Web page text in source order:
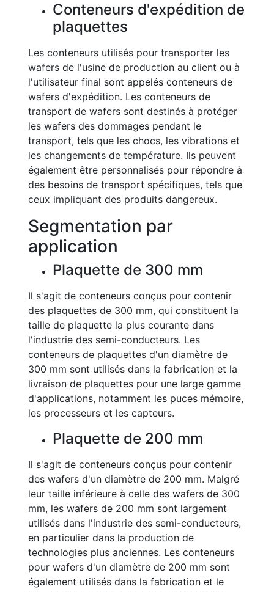
Conteneurs d'expédition de
plaquettes
Les conteneurs utilisés pour transporter les
wafers de l'usine de production au client ou à
l'utilisateur final sont appelés conteneurs de
wafers d'expédition. Les conteneurs de
transport de wafers sont destinés à protéger
les wafers des dommages pendant le
transport, tels que les chocs, les vibrations et
les changements de température. Ils peuvent
également être personnalisés pour répondre à
des besoins de transport spécifiques, tels que
ceux impliquant des produits dangereux.
Segmentation par
application
Plaquette de 300 mm
Il s'agit de conteneurs conçus pour contenir
des plaquettes de 300 mm, qui constituent la
taille de plaquette la plus courante dans
l'industrie des semi-conducteurs. Les
conteneurs de plaquettes d'un diamètre de
300 mm sont utilisés dans la fabrication et la
livraison de plaquettes pour une large gamme
d'applications, notamment les puces mémoire,
les processeurs et les capteurs.
Plaquette de 200 mm
Il s'agit de conteneurs conçus pour contenir
des wafers d'un diamètre de 200 mm. Malgré
leur taille inférieure à celle des wafers de 300
mm, les wafers de 200 mm sont largement
utilisés dans l'industrie des semi-conducteurs,
en particulier dans la production de
technologies plus anciennes. Les conteneurs
pour wafers d'un diamètre de 200 mm sont
également utilisés dans la fabrication et le